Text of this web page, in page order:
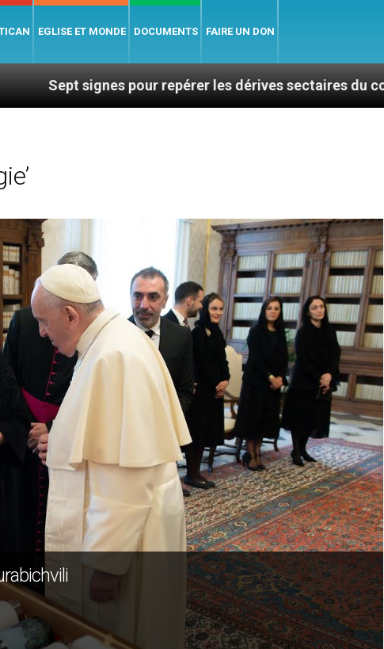
EGLISE ET MONDE DOCUMENTS FAIRE UN DON
pour repérer les dérives sectaires du coaching